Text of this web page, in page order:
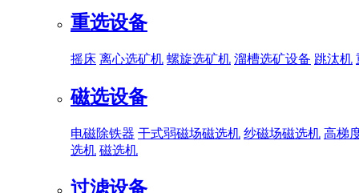
重选设备
摇床 离心选矿机 螺旋选矿机 溜槽选矿设备 跳汰机
磁选设备
电磁除铁器 干式弱磁场磁选机 纱磁场磁选机 高梯
选机 磁选机
过滤设备